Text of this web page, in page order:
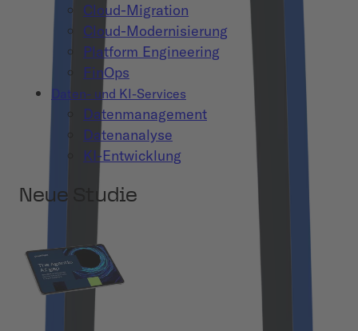
Cloud-Migration
Cloud-Modernisierung
Platform Engineering
FinOps
Daten- und KI-Services
Datenmanagement
Datenanalyse
KI-Entwicklung
Neue Studie